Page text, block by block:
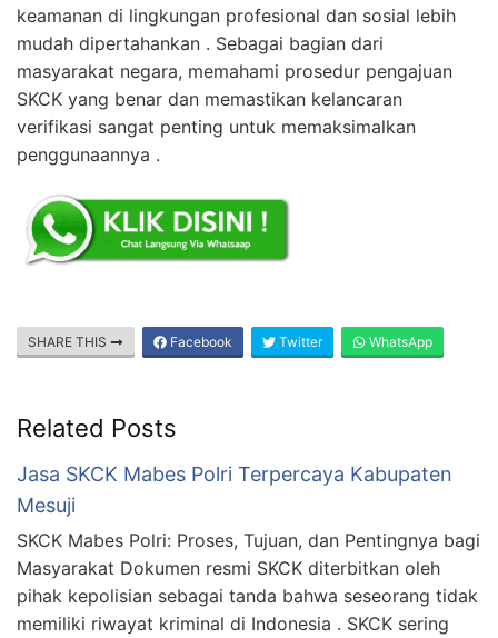
keamanan di lingkungan profesional dan sosial lebih
mudah dipertahankan . Sebagai bagian dari
masyarakat negara, memahami prosedur pengajuan
SKCK yang benar dan memastikan kelancaran
verifikasi sangat penting untuk memaksimalkan
penggunaannya .
SHARE THIS Facebook Twitter WhatsApp
Related Posts
Jasa SKCK Mabes Polri Terpercaya Kabupaten
Mesuji
SKCK Mabes Polri: Proses, Tujuan, dan Pentingnya bagi
Masyarakat Dokumen resmi SKCK diterbitkan oleh
pihak kepolisian sebagai tanda bahwa seseorang tidak
memiliki riwayat kriminal di Indonesia . SKCK sering